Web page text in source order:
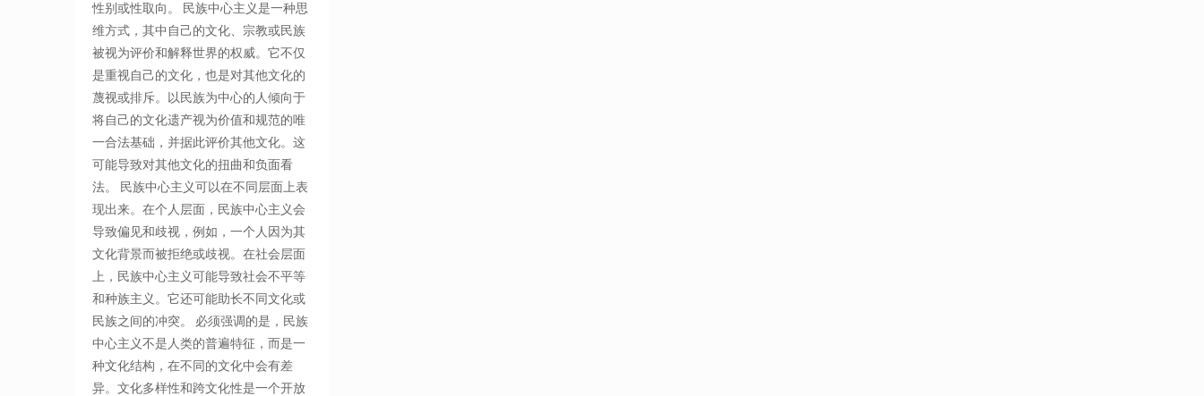
性别或性取向。 民族中心主义是一种思
维方式，其中自己的文化、宗教或民族
被视为评价和解释世界的权威。它不仅
是重视自己的文化，也是对其他文化的
蔑视或排斥。以民族为中心的人倾向于
将自己的文化遗产视为价值和规范的唯
一合法基础，并据此评价其他文化。这
可能导致对其他文化的扭曲和负面看
法。 民族中心主义可以在不同层面上表
现出来。在个人层面，民族中心主义会
导致偏见和歧视，例如，一个人因为其
文化背景而被拒绝或歧视。在社会层面
上，民族中心主义可能导致社会不平等
和种族主义。它还可能助长不同文化或
民族之间的冲突。 必须强调的是，民族
中心主义不是人类的普遍特征，而是一
种文化结构，在不同的文化中会有差
异。文化多样性和跨文化性是一个开放